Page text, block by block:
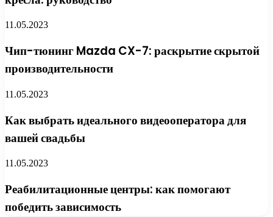
11.05.2023
Чип-тюнинг Mazda CX-7: раскрытие скрытой
производительности
11.05.2023
Как выбрать идеального видеооператора для
вашей свадьбы
11.05.2023
Реабилитационные центры: как помогают
победить зависимость